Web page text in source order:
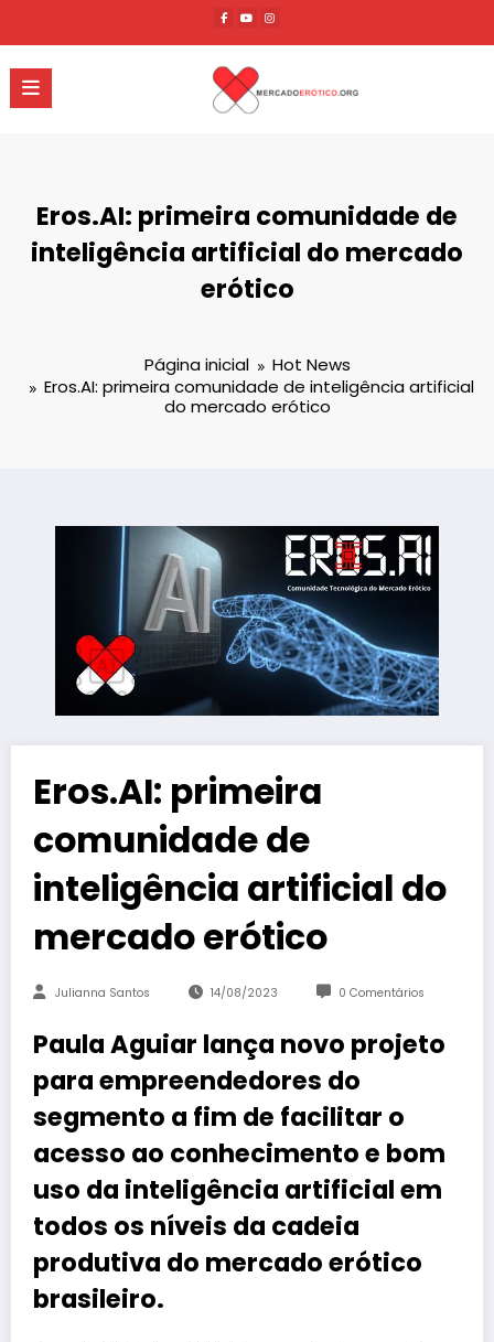
o
conteúdo
Eros.AI: primeira comunidade de
inteligência artificial do mercado
erótico
Página inicial
Hot News
Eros.AI: primeira comunidade de inteligência artificial
do mercado erótico
Eros.AI: primeira
comunidade de
inteligência artificial do
mercado erótico
Julianna Santos 14/08/2023 0 Comentários
Paula Aguiar lança novo projeto
para empreendedores do
segmento a fim de facilitar o
acesso ao conhecimento e bom
uso da inteligência artificial em
todos os níveis da cadeia
produtiva do mercado erótico
brasileiro.